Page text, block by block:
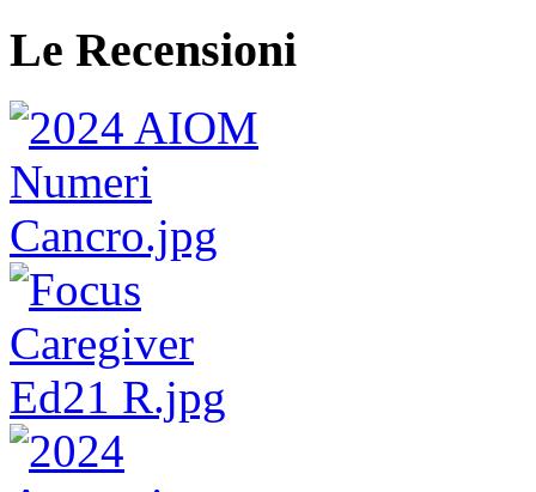
Le Recensioni